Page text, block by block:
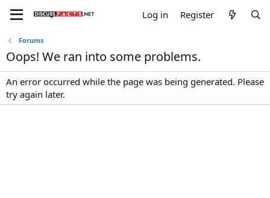
Log in Register
Forums
Oops! We ran into some problems.
An error occurred while the page was being generated. Please
try again later.